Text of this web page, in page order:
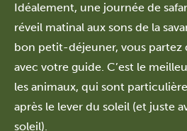
Idéalement, une journée de
réveil matinal aux sons de la
bon petit-déjeuner, vous partez
avec votre guide. C’est le
les animaux, qui sont
après le lever du soleil (et juste
soleil).